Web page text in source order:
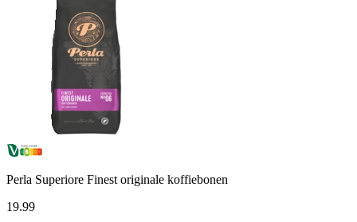
Perla Superiore Finest originale koffiebonen
19.99